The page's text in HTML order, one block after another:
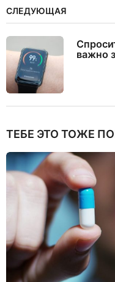
СЛЕДУЮЩАЯ
важно
ТЕБЕ ЭТО ТОЖЕ